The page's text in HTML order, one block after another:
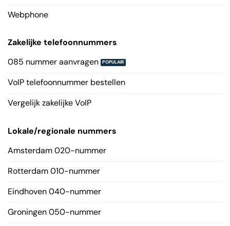
Webphone
Zakelijke telefoonnummers
085 nummer aanvragen
VoIP telefoonnummer bestellen
Vergelijk zakelijke VoIP
Lokale/regionale nummers
Amsterdam 020-nummer
Rotterdam 010-nummer
Eindhoven 040-nummer
Groningen 050-nummer